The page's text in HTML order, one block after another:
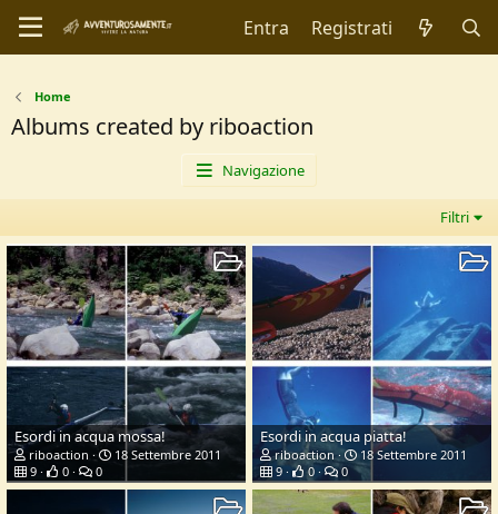
Entra Registrati
Home
Albums created by riboaction
Navigazione
Filtri
Esordi in acqua mossa!
riboaction
18 Settembre 2011
9
0 0
Esordi in acqua piatta!
riboaction
18 Settembre 2011
9
0 0